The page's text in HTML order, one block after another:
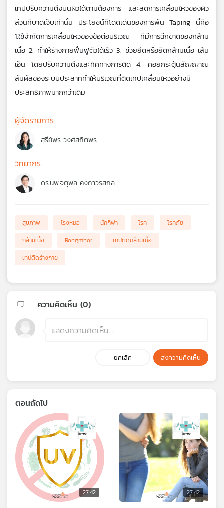
เทปปรับความตึงบนผิวได้ตามต้องการ และลดการเคลื่อนไหวของผิว
ส่วนที่บาดเจ็บเท่านั้น ประโยชน์ที่โดดเด่นของการพัน Taping นี้คือ
1.ใช้จำกัดการเคลื่อนไหวของข้อต่อบริเวณ ที่มีการฉีกขาดของกล้าม
เนื้อ 2. ทำให้ร่างกายฟื้นฟูตัวได้เร็ว 3. ช่วยยึดหรือยืดกล้ามเนื้อ เส้น
เอ็น โดยปรับความตึงและทิศทางการติด 4. คอยกระตุ้นสัญญาณ
สัมผัสของระบบประสาททำให้บริเวณที่ติดเทปเคลื่อนไหวอย่างมี
ประสิทธิภาพมากกว่าเดิม
ผู้จัดรายการ
สุรีย์พร วงศ์สถิตพร
วิทยากร
ดร.นพ.จตุพล คงถาวรสกุล
สุขภาพ โรงหมอ นักกีฬา โรค
โรคภัย
กล้ามเนื้อ
Rongmhor
เทปติดกล้ามเนื้อ
เทปติดร่างกาย
ความคิดเห็น (0)
ยกเลิก ส่งความคิดเห็น
ตอนถัดไป
27:42 27:42